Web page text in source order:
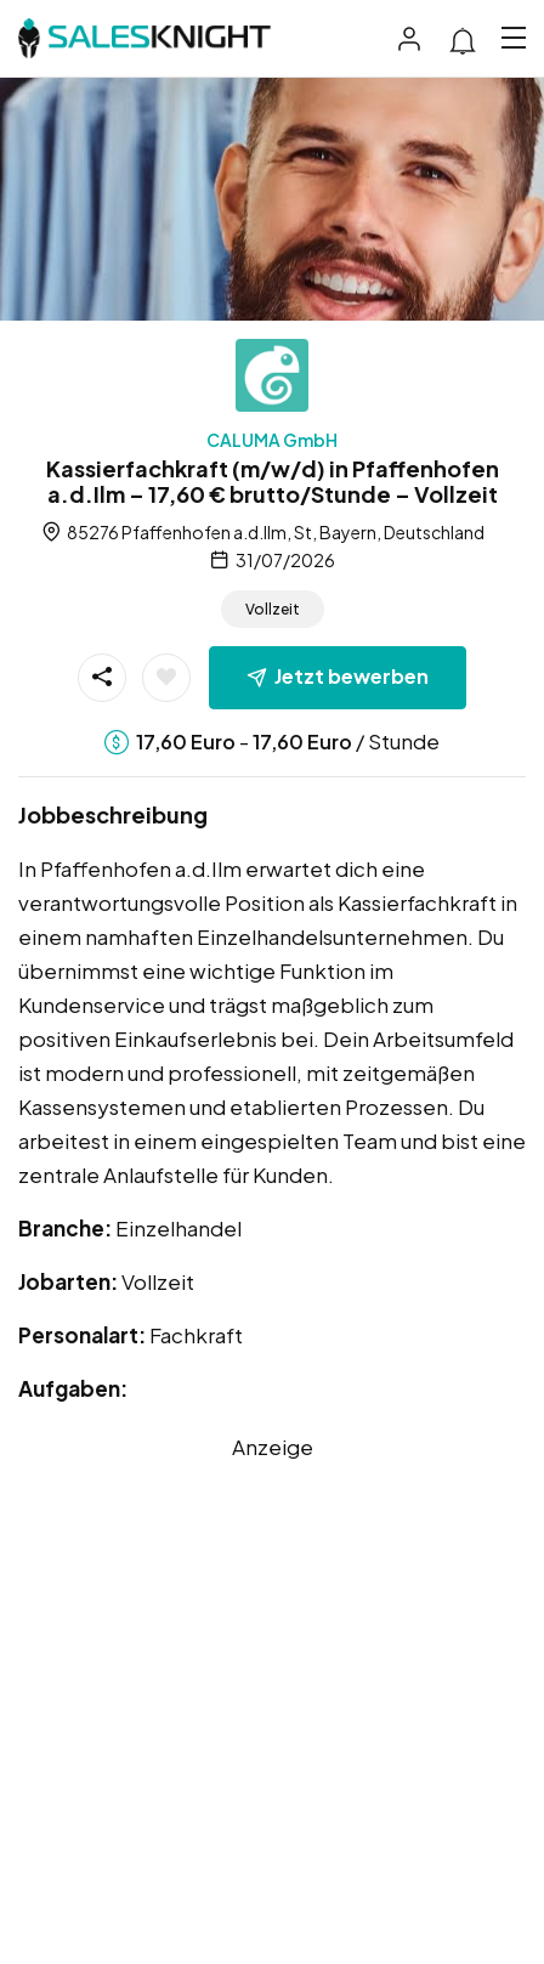
CALUMA GmbH
Kassierfachkraft (m/w/d) in Pfaffenhofen
a.d.Ilm – 17,60 € brutto/Stunde – Vollzeit
85276 Pfaffenhofen a.d.Ilm, St, Bayern, Deutschland
31/07/2026
Vollzeit
Jetzt bewerben
17,60 Euro -17,60 Euro / Stunde
Jobbeschreibung
In Pfaffenhofen a.d.Ilm erwartet dich eine
verantwortungsvolle Position als Kassierfachkraft in
einem namhaften Einzelhandelsunternehmen. Du
übernimmst eine wichtige Funktion im
Kundenservice und trägst maßgeblich zum
positiven Einkaufserlebnis bei. Dein Arbeitsumfeld
ist modern und professionell, mit zeitgemäßen
Kassensystemen und etablierten Prozessen. Du
arbeitest in einem eingespielten Team und bist eine
zentrale Anlaufstelle für Kunden.
Branche: Einzelhandel
Jobarten:Vollzeit
Personalart: Fachkraft
Aufgaben:
Anzeige